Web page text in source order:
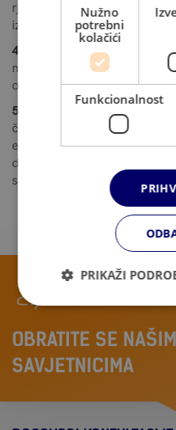
rješavanja problema
izraza.
4. Kvantitativna
matematičkog znanja i
određenih kvantitativnih
5. Engleski jezik: uključuje
čitanje teksta s
eseja na zadanu temu;
dobi kandidata, a esej je
se 30 minuta.
OBRATITE SE
SAVJETNICIMA
Nužno
potrebni
kolačići
Funkcionalnost
PRIKAŽI